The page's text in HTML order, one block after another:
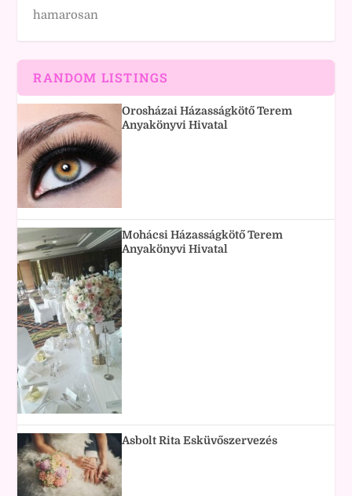
hamarosan
RANDOM LISTINGS
Orosházai Házasságkötő Terem
Anyakönyvi Hivatal
Mohácsi Házasságkötő Terem
Anyakönyvi Hivatal
Asbolt Rita Esküvőszervezés